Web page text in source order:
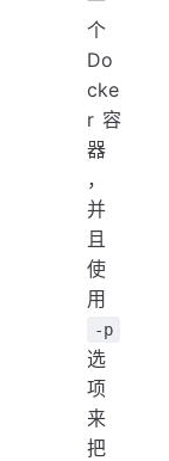
个
Do
cke
r 容
器
，
并
且
使
用
-p
选
项
来
把